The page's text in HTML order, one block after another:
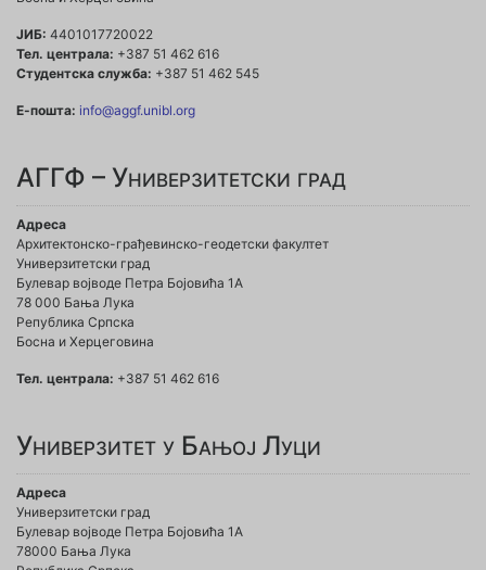
ЈИБ: 4401017720022
Тел. централа: +387 51 462 616
Студентска служба: +387 51 462 545
Е-пошта: info@aggf.unibl.org
АГГФ – Универзитетски град
Адреса
Архитектонско-грађевинско-геодетски факултет
Универзитетски град
Булевар војводе Петра Бојовића 1A
78 000 Бања Лука
Република Српска
Босна и Херцеговина
Тел. централа: +387 51 462 616
Универзитет у Бањој Луци
Адреса
Универзитетски град
Булевар војводе Петра Бојовића 1А
78000 Бања Лука